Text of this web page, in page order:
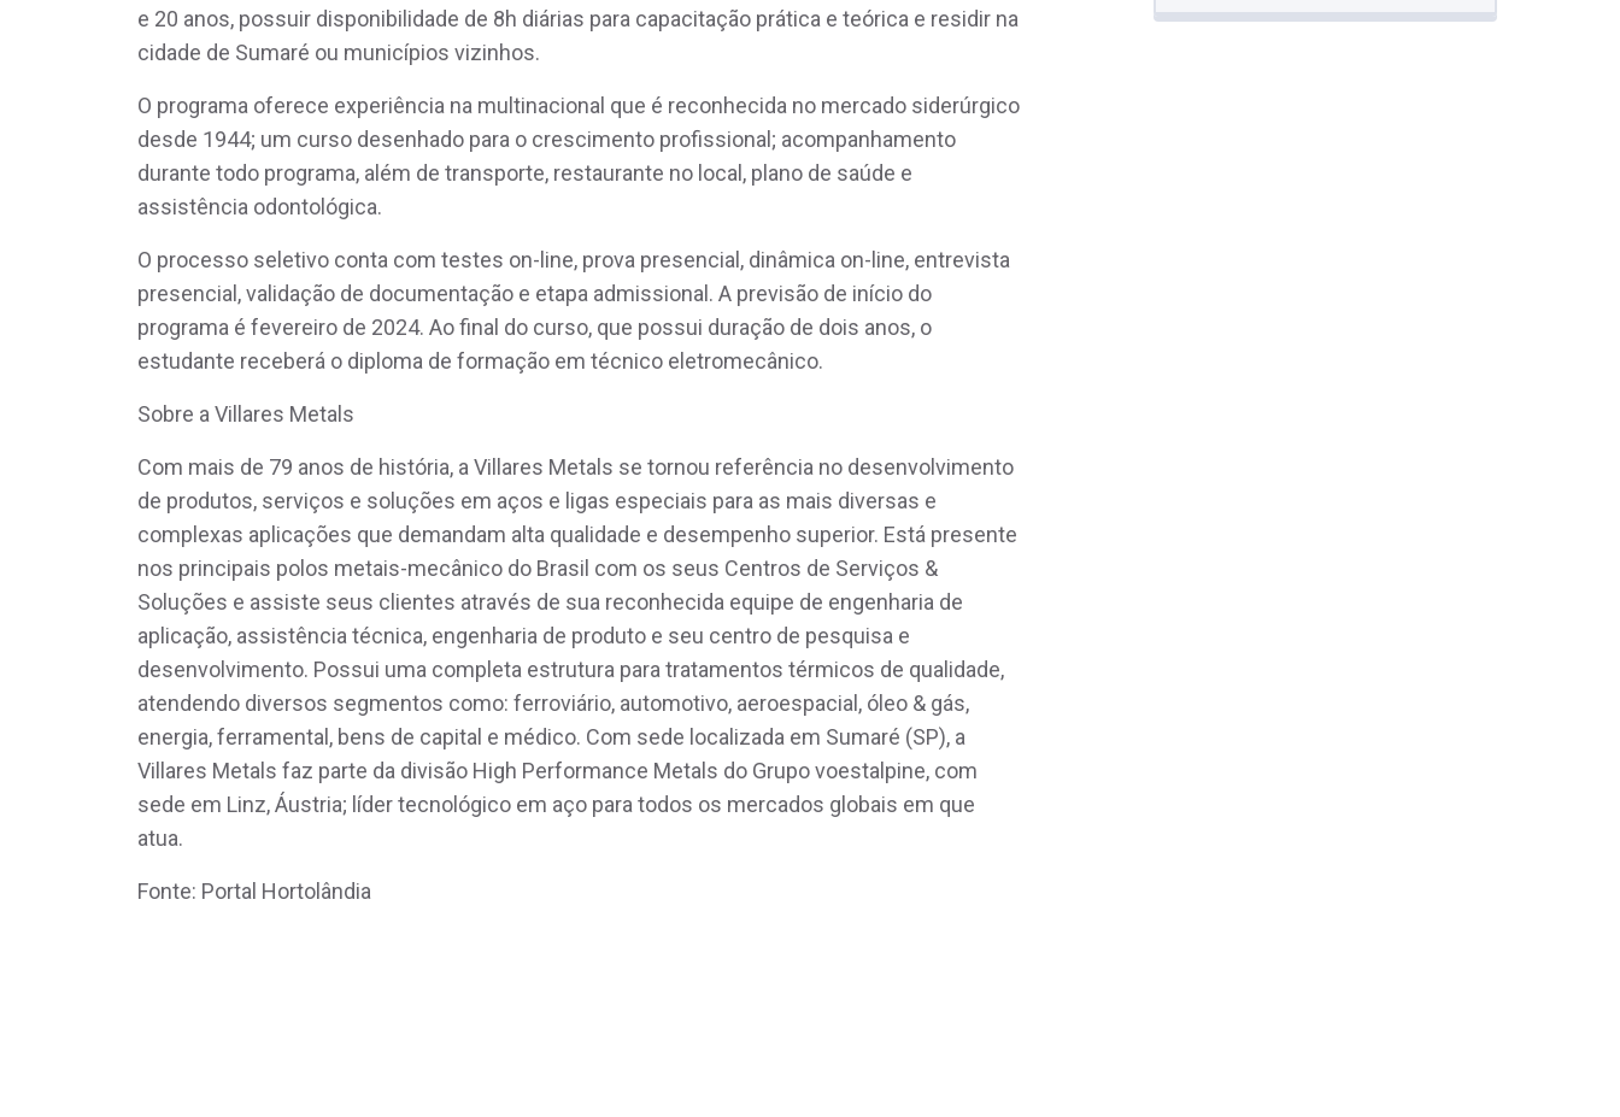
e 20 anos, possuir disponibilidade de 8h diárias para capacitação prática e teórica e residir na
cidade de Sumaré ou municípios vizinhos.
O programa oferece experiência na multinacional que é reconhecida no mercado siderúrgico
desde 1944; um curso desenhado para o crescimento profissional; acompanhamento
durante todo programa, além de transporte, restaurante no local, plano de saúde e
assistência odontológica.
O processo seletivo conta com testes on-line, prova presencial, dinâmica on-line, entrevista
presencial, validação de documentação e etapa admissional. A previsão de início do
programa é fevereiro de 2024. Ao final do curso, que possui duração de dois anos, o
estudante receberá o diploma de formação em técnico eletromecânico.
Sobre a Villares Metals
Com mais de 79 anos de história, a Villares Metals se tornou referência no desenvolvimento
de produtos, serviços e soluções em aços e ligas especiais para as mais diversas e
complexas aplicações que demandam alta qualidade e desempenho superior. Está presente
nos principais polos metais-mecânico do Brasil com os seus Centros de Serviços &
Soluções e assiste seus clientes através de sua reconhecida equipe de engenharia de
aplicação, assistência técnica, engenharia de produto e seu centro de pesquisa e
desenvolvimento. Possui uma completa estrutura para tratamentos térmicos de qualidade,
atendendo diversos segmentos como: ferroviário, automotivo, aeroespacial, óleo & gás,
energia, ferramental, bens de capital e médico. Com sede localizada em Sumaré (SP), a
Villares Metals faz parte da divisão High Performance Metals do Grupo voestalpine, com
sede em Linz, Áustria; líder tecnológico em aço para todos os mercados globais em que
atua.
Fonte: Portal Hortolândia